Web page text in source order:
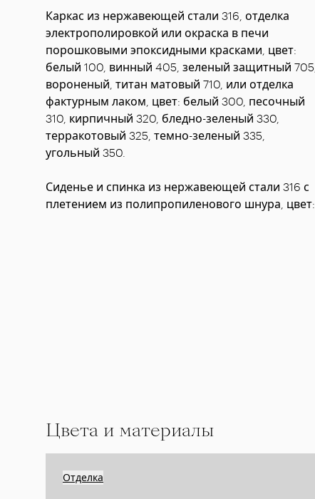
Каркас из нержавеющей стали 316, отделка
электрополировкой или окраска в печи
порошковыми эпоксидными красками, цвет:
белый 100, винный 405, зеленый защитный 705,
вороненый, титан матовый 710, или отделка
фактурным лаком, цвет: белый 300, песочный
310, кирпичный 320, бледно-зеленый 330,
терракотовый 325, темно-зеленый 335,
угольный 350.
Сиденье и спинка из нержавеющей стали 316 с
плетением из полипропиленового шнура, цвет:
Цвета и материалы
Отделка